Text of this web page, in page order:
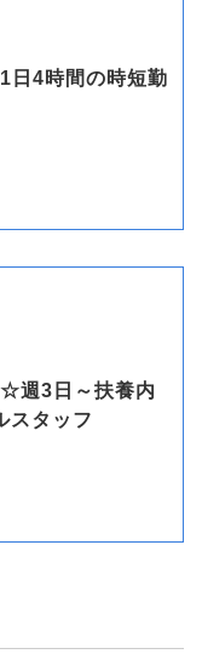
日4時間の時短勤
☆週3日～扶養内
スタッフ